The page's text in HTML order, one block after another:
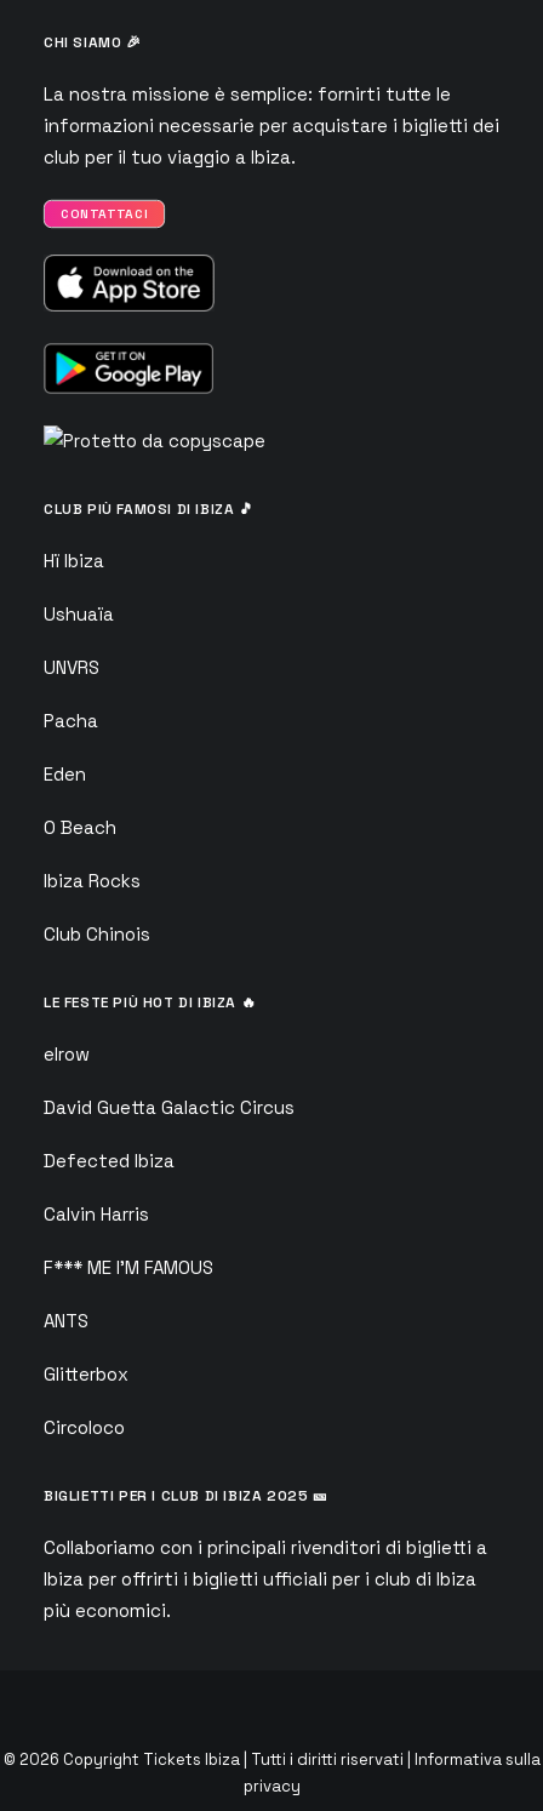
CHI SIAMO 🎉
La nostra missione è semplice: fornirti tutte le
informazioni necessarie per acquistare i biglietti dei
club per il tuo viaggio a Ibiza.
CONTATTACI
CLUB PIÙ FAMOSI DI IBIZA 🎵
Hï Ibiza
Ushuaïa
UNVRS
Pacha
Eden
O Beach
Ibiza Rocks
Club Chinois
LE FESTE PIÙ HOT DI IBIZA 🔥
elrow
David Guetta Galactic Circus
Defected Ibiza
Calvin Harris
F*** ME I’M FAMOUS
ANTS
Glitterbox
Circoloco
BIGLIETTI PER I CLUB DI IBIZA 2025 🎫
Collaboriamo con i principali rivenditori di biglietti a
Ibiza per offrirti i biglietti ufficiali per i club di Ibiza
più economici.
© 2026 Copyright Tickets Ibiza | Tutti i diritti riservati | Informativa sulla
privacy